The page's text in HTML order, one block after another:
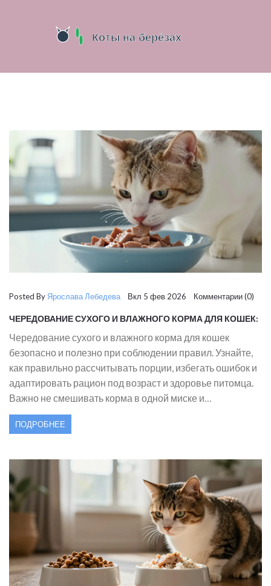
Posted By Ярослава Лебедева Вкл 5 фев 2026 Комментарии (0)
ЧЕРЕДОВАНИЕ СУХОГО И ВЛАЖНОГО КОРМА ДЛЯ КОШЕК:
Чередование сухого и влажного корма для кошек
безопасно и полезно при соблюдении правил. Узнайте,
как правильно рассчитывать порции, избегать ошибок и
адаптировать рацион под возраст и здоровье питомца.
Важно не смешивать корма в одной миске и
контролировать калорийность.
ПОДРОБНЕЕ